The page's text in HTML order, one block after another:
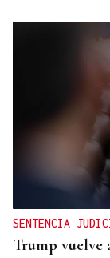
SENTENCIA
Trump